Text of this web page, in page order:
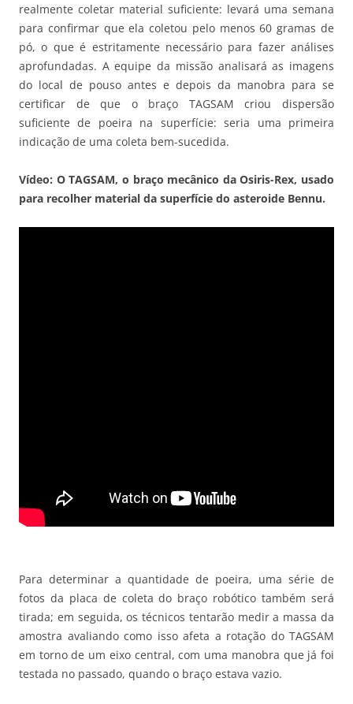
realmente coletar material suficiente: levará uma semana
para confirmar que ela coletou pelo menos 60 gramas de
pó, o que é estritamente necessário para fazer análises
aprofundadas. A equipe da missão analisará as imagens
do local de pouso antes e depois da manobra para se
certificar de que o braço TAGSAM criou dispersão
suficiente de poeira na superfície: seria uma primeira
indicação de uma coleta bem-sucedida.
Vídeo: O TAGSAM, o braço mecânico da Osiris-Rex, usado
para recolher material da superfície do asteroide Bennu.
Para determinar a quantidade de poeira, uma série de
fotos da placa de coleta do braço robótico também será
tirada; em seguida, os técnicos tentarão medir a massa da
amostra avaliando como isso afeta a rotação do TAGSAM
em torno de um eixo central, com uma manobra que já foi
testada no passado, quando o braço estava vazio.